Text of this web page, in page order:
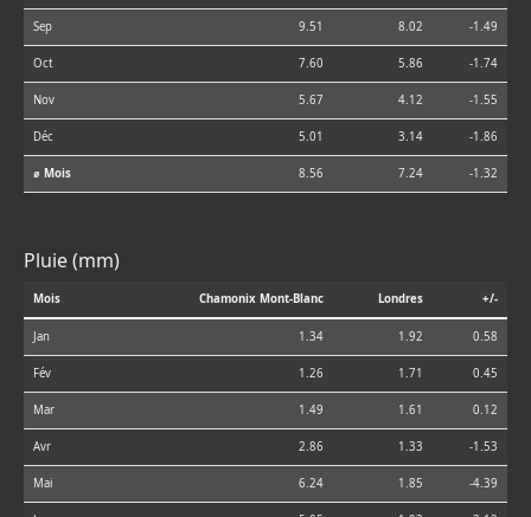
Sep 9.51 8.02 -1.49
Oct 7.60 5.86 -1.74
Nov 5.67 4.12 -1.55
Déc 5.01 3.14 -1.86
⌀ Mois 8.56 7.24 -1.32
Pluie (mm)
Mois Chamonix Mont-Blanc Londres +/-
Jan 1.34 1.92 0.58
Fév 1.26 1.71 0.45
Mar 1.49 1.61 0.12
Avr 2.86 1.33 -1.53
Mai 6.24 1.85 -4.39